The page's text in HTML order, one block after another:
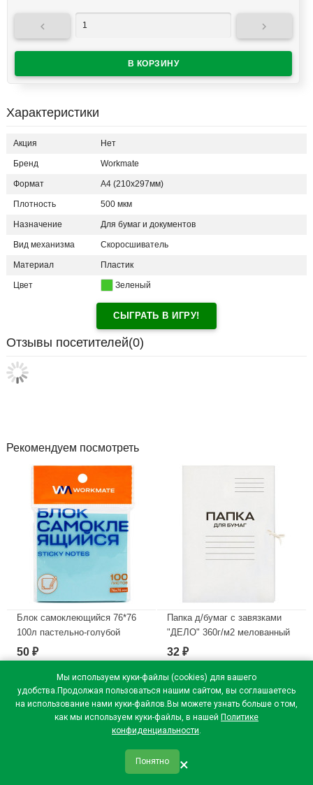
Мы используем куки-файлы (cookies) для вашего
удобства.Продолжая пользоваться нашим сайтом, вы соглашаетесь
на использование нами куки-файлов.Вы можете узнать больше о том,
как мы используем куки-файлы, в нашей Политике
конфиденциальности.
Понятно ×
 
Характеристики
Акция Нет
Бренд Workmate
Формат A4 (210x297мм)
Плотность 500 мкм
Назначение Для бумаг и документов
Вид механизма Скоросшиватель
Материал Пластик
Цвет Зеленый
СЫГРАТЬ В ИГРУ!
Отзывы посетителей(0)
Рекомендуем посмотреть
Блок самоклеющийся 76*76
100л пастельно-голубой
(Workmate) арт.14-2160 (Ст.12)
В наличии
50 ₽
Папка д/бумаг с завязками
"ДЕЛО" 360г/м2 мелованный
картон арт.15-5764 (Ст.150)
В наличии
32 ₽
qr_code